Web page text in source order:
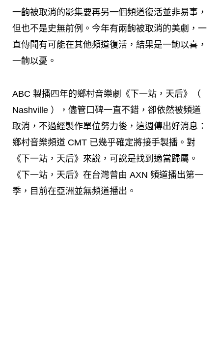
一齣被取消的影集要再另一個頻道復活並非易事，
但也不是史無前例。今年有兩齣被取消的美劇，一
直傳聞有可能在其他頻道復活，結果是一齣以喜，
一齣以憂。
ABC 製播四年的鄉村音樂劇《下一站，天后》（
Nashville ），儘管口碑一直不錯，卻依然被頻道
取消，不過經製作單位努力後，這週傳出好消息：
鄉村音樂頻道 CMT 已幾乎確定將接手製播。對
《下一站，天后》來說，可說是找到適當歸屬。
《下一站，天后》在台灣曾由 AXN 頻道播出第一
季，目前在亞洲並無頻道播出。